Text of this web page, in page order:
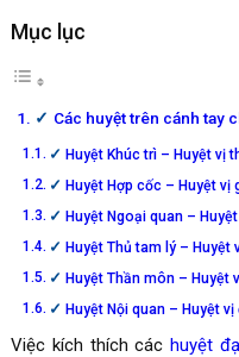
Mục lục
Các huyệt trên cánh tay
Huyệt Khúc trì – Huyệt vị
Huyệt Hợp cốc – Huyệt vị
Huyệt Ngoại quan –
Huyệt Thủ tam lý – Huyệt
Huyệt Thần môn – Huyệt
Huyệt Nội quan – Huyệt
Việc kích thích cáchuyệt